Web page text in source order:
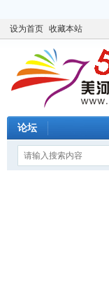
设为首页 收藏本站
论坛